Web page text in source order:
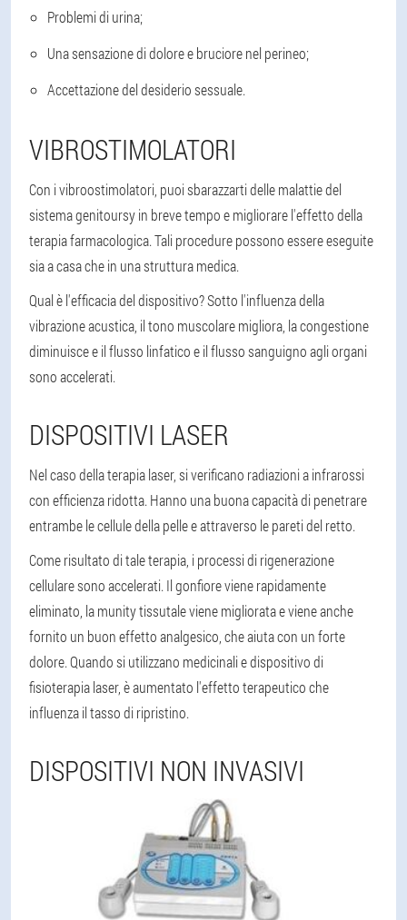
Problemi di urina;
Una sensazione di dolore e bruciore nel perineo;
Accettazione del desiderio sessuale.
VIBROSTIMOLATORI
Con i vibroostimolatori, puoi sbarazzarti delle malattie del
sistema genitoursy in breve tempo e migliorare l'effetto della
terapia farmacologica. Tali procedure possono essere eseguite
sia a casa che in una struttura medica.
Qual è l'efficacia del dispositivo? Sotto l'influenza della
vibrazione acustica, il tono muscolare migliora, la congestione
diminuisce e il flusso linfatico e il flusso sanguigno agli organi
sono accelerati.
DISPOSITIVI LASER
Nel caso della terapia laser, si verificano radiazioni a infrarossi
con efficienza ridotta. Hanno una buona capacità di penetrare
entrambe le cellule della pelle e attraverso le pareti del retto.
Come risultato di tale terapia, i processi di rigenerazione
cellulare sono accelerati. Il gonfiore viene rapidamente
eliminato, la munity tissutale viene migliorata e viene anche
fornito un buon effetto analgesico, che aiuta con un forte
dolore. Quando si utilizzano medicinali e dispositivo di
fisioterapia laser, è aumentato l'effetto terapeutico che
influenza il tasso di ripristino.
DISPOSITIVI NON INVASIVI